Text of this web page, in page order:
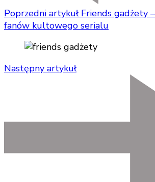
Poprzedni artykuł Friends gadżety
fanów kultowego serialu
Następny artykuł